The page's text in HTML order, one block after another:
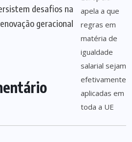
desafios na
geracional